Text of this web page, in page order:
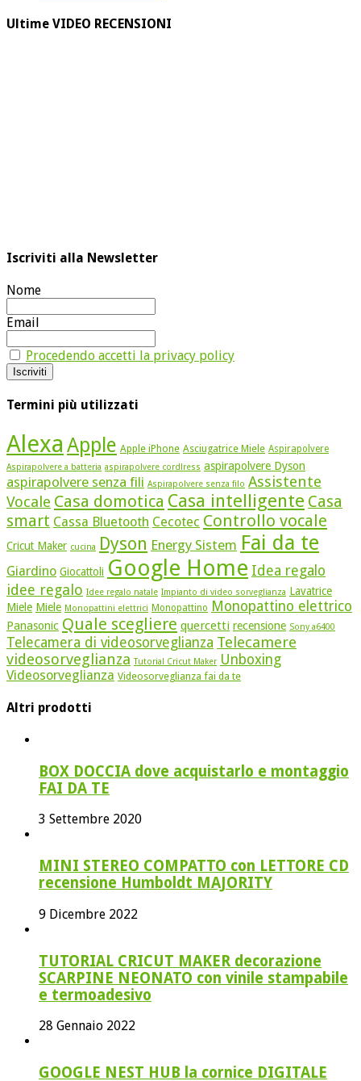
Ultime VIDEO RECENSIONI
Iscriviti alla Newsletter
Nome
Email
Procedendo accetti la privacy policy
Termini più utilizzati
Alexa Apple Apple iPhone Asciugatrice Miele Aspirapolvere
Aspirapolvere a batteria aspirapolvere cordlress aspirapolvere Dyson
aspirapolvere senza fili Aspirapolvere senza filo Assistente
Vocale Casa domotica Casa intelligente Casa
smart Cassa Bluetooth Cecotec Controllo vocale
Cricut Maker cucina Dyson Energy Sistem Fai da te
Giardino Giocattoli Google Home Idea regalo
idee regalo Idee regalo natale Impianto di video sorveglianza Lavatrice
Miele Miele Monopattini elettrici Monopattino Monopattino elettrico
Panasonic Quale scegliere quercetti recensione Sony a6400
Telecamera di videosorveglianza Telecamere
videosorveglianza Tutorial Cricut Maker Unboxing
Videosorveglianza Videosorveglianza fai da te
Altri prodotti
BOX DOCCIA dove acquistarlo e montaggio
FAI DA TE
3 Settembre 2020
MINI STEREO COMPATTO con LETTORE CD
recensione Humboldt MAJORITY
9 Dicembre 2022
TUTORIAL CRICUT MAKER decorazione
SCARPINE NEONATO con vinile stampabile
e termoadesivo
28 Gennaio 2022
GOOGLE NEST HUB la cornice DIGITALE